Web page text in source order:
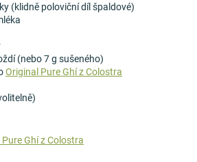
(klidně poloviční díl špaldové)
(nebo 7 g sušeného)
Original Pure Ghí z Colostra
Ghí z Colostra